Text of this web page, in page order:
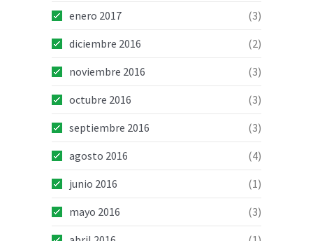
enero 2017
(3)
diciembre 2016
(2)
noviembre 2016
(3)
octubre 2016
(3)
septiembre 2016
(3)
agosto 2016
(4)
junio 2016
(1)
mayo 2016
(3)